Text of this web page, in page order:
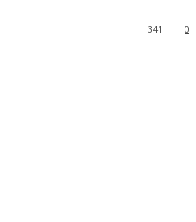
0
341